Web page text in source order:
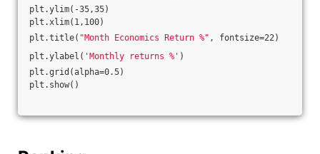
plt.ylim(-35,35)
plt.xlim(1,100)
plt.title( "Month Economics Return %" , fontsize=22)
plt.ylabel( 'Monthly returns %' )
plt.grid(alpha=0.5)
plt.show()